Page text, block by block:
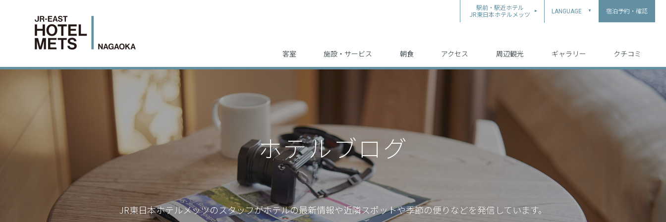
駅前・駅近ホテル
JR東日本ホテルメッツ
LANGUAGE ▲ 宿泊予約・確認
客室 施設・サービス 朝食 アクセス 周辺観光 ギャラリー クチコミ
ホテルブログ
JR東日本ホテルメッツのスタッフがホテルの最新情報や近隣スポットや季節の便りなどを発信しています。